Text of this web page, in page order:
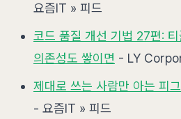
요즘IT » 피드
코드 품질 개선 기법 27편:
의존성도 쌓이면 - LY
제대로 쓰는 사람만 아는 피
- 요즘IT » 피드